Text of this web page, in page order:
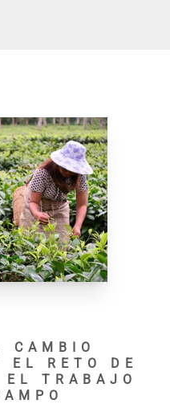
CAMBIO
EL RETO DE
TRABAJO